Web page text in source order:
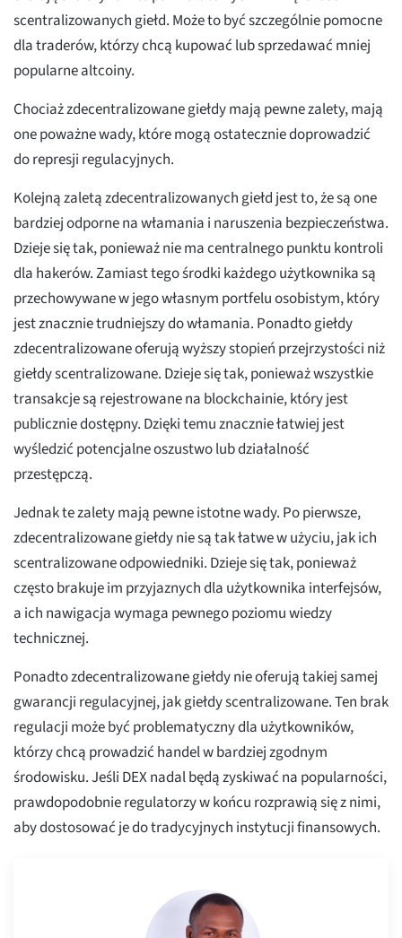
scentralizowanych giełd. Może to być szczególnie pomocne
dla traderów, którzy chcą kupować lub sprzedawać mniej
popularne altcoiny.
Chociaż zdecentralizowane giełdy mają pewne zalety, mają
one poważne wady, które mogą ostatecznie doprowadzić
do represji regulacyjnych.
Kolejną zaletą zdecentralizowanych giełd jest to, że są one
bardziej odporne na włamania i naruszenia bezpieczeństwa.
Dzieje się tak, ponieważ nie ma centralnego punktu kontroli
dla hakerów. Zamiast tego środki każdego użytkownika są
przechowywane w jego własnym portfelu osobistym, który
jest znacznie trudniejszy do włamania. Ponadto giełdy
zdecentralizowane oferują wyższy stopień przejrzystości niż
giełdy scentralizowane. Dzieje się tak, ponieważ wszystkie
transakcje są rejestrowane na blockchainie, który jest
publicznie dostępny. Dzięki temu znacznie łatwiej jest
wyśledzić potencjalne oszustwo lub działalność
przestępczą.
Jednak te zalety mają pewne istotne wady. Po pierwsze,
zdecentralizowane giełdy nie są tak łatwe w użyciu, jak ich
scentralizowane odpowiedniki. Dzieje się tak, ponieważ
często brakuje im przyjaznych dla użytkownika interfejsów,
a ich nawigacja wymaga pewnego poziomu wiedzy
technicznej.
Ponadto zdecentralizowane giełdy nie oferują takiej samej
gwarancji regulacyjnej, jak giełdy scentralizowane. Ten brak
regulacji może być problematyczny dla użytkowników,
którzy chcą prowadzić handel w bardziej zgodnym
środowisku. Jeśli DEX nadal będą zyskiwać na popularności,
prawdopodobnie regulatorzy w końcu rozprawią się z nimi,
aby dostosować je do tradycyjnych instytucji finansowych.